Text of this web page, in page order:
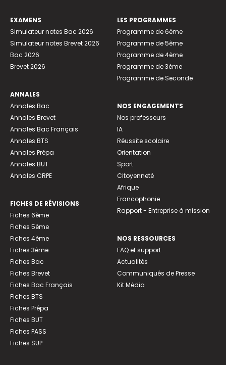
EXAMENS
Simulateur notes Bac 2026
Simulateur notes Brevet 2026
Bac 2026
Brevet 2026
ANNALES
Annales Bac
Annales Brevet
Annales Bac Français
Annales BTS
Annales Prépa
Annales BUT
Annales CRPE
FICHES DE RÉVISIONS
Fiches 6ème
Fiches 5ème
Fiches 4ème
Fiches 3ème
Fiches Bac
Fiches Brevet
Fiches Bac Français
Fiches BTS
Fiches Prépa
Fiches BUT
Fiches PASS
Fiches SUP
LES PROGRAMMES
Programme de 6ème
Programme de 5ème
Programme de 4ème
Programme de 3ème
Programme de Seconde
NOS ENGAGEMENTS
Nos professeurs
IA
Réussite scolaire
Orientation
Sport
Citoyenneté
Afrique
Francophonie
Rapport - Entreprise à mission
NOS RESSOURCES
FAQ et support
Actualités
Communiqués de Presse
Kit Média